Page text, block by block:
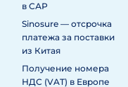
в САР
Sinosure — отсрочка
платежа за поставки
из Китая
Получение номера
НДС (VAT) в Европе